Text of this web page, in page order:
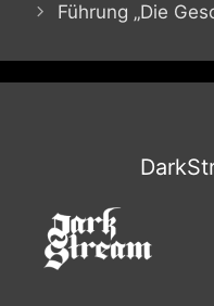
Führung „Die